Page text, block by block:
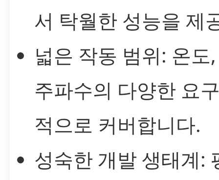
서 탁월한 성능을 제
넓은 작동 범위: 온도
주파수의 다양한 요
적으로 커버합니다.
성숙한 개발 생태계: